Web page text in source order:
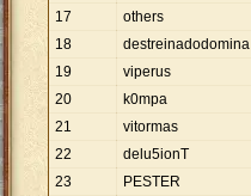
17
others
18
destreinadodomina
19
viperus
20
k0mpa
21
vitormas
22
delu5ionT
23
PESTER